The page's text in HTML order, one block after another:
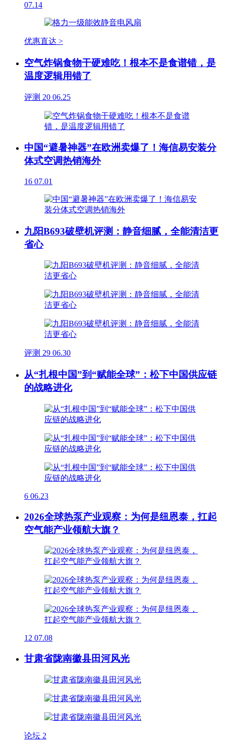
07.14
优惠直达 >
空气炸锅食物干硬难吃！根本不是食谱错，是
温度逻辑用错了
评测 20 06.25
中国“避暑神器”在欧洲卖爆了！海信易安装分
体式空调热销海外
16 07.01
九阳B693破壁机评测：静音细腻，全能清洁更
省心
评测 29 06.30
从“扎根中国”到“赋能全球”：松下中国供应链
的战略进化
6 06.23
2026全球热泵产业观察：为何是纽恩泰，扛起
空气能产业领航大旗？
12 07.08
甘肃省陇南徽县田河风光
论坛 2